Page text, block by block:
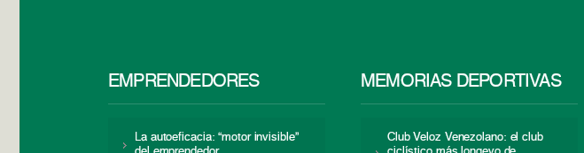
EMPRENDEDORES
La autoeficacia: “motor invisible”
MEMORIAS DEPORTIVAS
Club Veloz Venezolano: el club